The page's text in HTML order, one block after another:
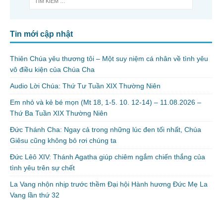
Tin mới cập nhật
Thiên Chúa yêu thương tôi – Một suy niệm cá nhân về tình yêu
vô điều kiện của Chúa Cha
Audio Lời Chúa: Thứ Tư Tuần XIX Thường Niên
Em nhỏ và kẻ bé mọn (Mt 18, 1-5. 10. 12-14) – 11.08.2026 –
Thứ Ba Tuần XIX Thường Niên
Đức Thánh Cha: Ngay cả trong những lúc đen tối nhất, Chúa
Giêsu cũng không bỏ rơi chúng ta
Đức Lêô XIV: Thánh Agatha giúp chiêm ngắm chiến thắng của
tình yêu trên sự chết
La Vang nhộn nhịp trước thềm Đại hội Hành hương Đức Mẹ La
Vang lần thứ 32